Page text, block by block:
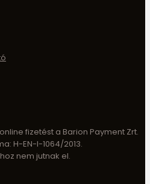
fizetést a Barion Payment Zrt.
H-EN-I-1064/2013.
nem jutnak el.